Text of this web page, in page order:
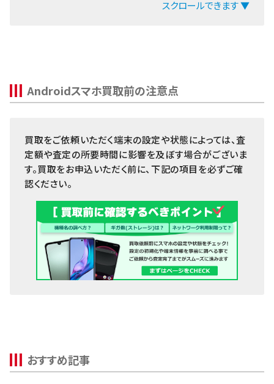
Pixel 6 Pro
Pixel 6
Pixel 5a
Pixel 5
Pixel 4a
Pixel 4 XL
Pixel 4
Pixel 3
Xiaomi
iPad
Arrowsタブ
Qua tab
MediaPad
LAVIE Tab
YOGA Tab
Apple Watch
スクロールできます ▼
Androidスマホ買取前の注意点
買取をご依頼いただく端末の設定や状態によっては、査
定額や査定の所要時間に影響を及ぼす場合がございま
す。買取をお申込いただく前に、下記の項目を必ずご確
認ください。
おすすめ記事